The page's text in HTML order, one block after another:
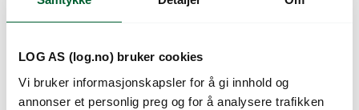
LOG AS (log.no) bruker cookies
Vi bruker informasjonskapsler for å gi innhold og
annonser et personlig preg og for å analysere trafikken
Beskrivelse
Opprettvoksnede, buskete vekst. Kraftig aroma. Stor